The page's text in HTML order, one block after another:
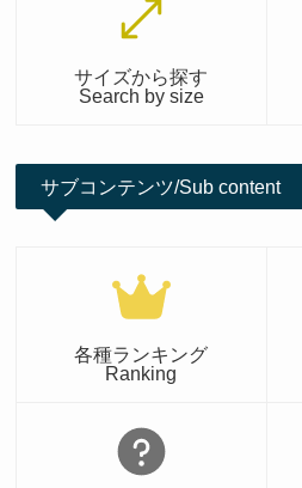
サイズから探す
Search by size
サブコンテンツ/Sub content
各種ランキング
Ranking